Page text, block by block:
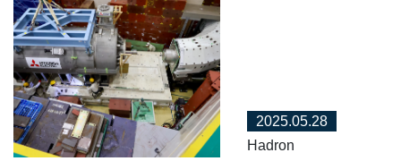
2025.05.28
Hadron